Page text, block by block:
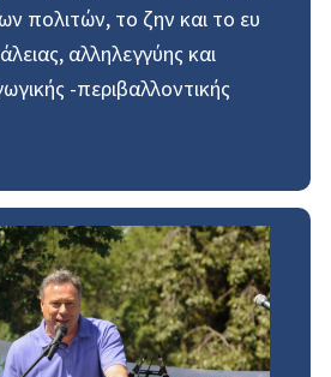
πολιτών, το ζην και το ευ
αλληλεγγύης και
-περιβαλλοντικής